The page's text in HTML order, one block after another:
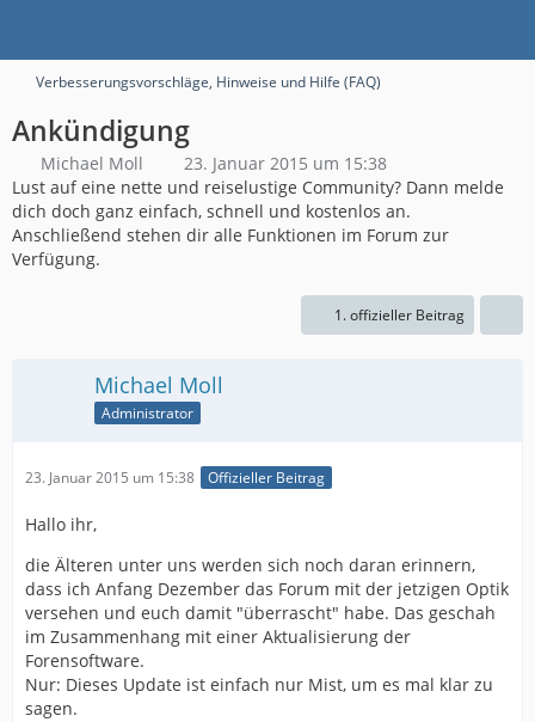
Verbesserungsvorschläge, Hinweise und Hilfe (FAQ)
Ankündigung
Michael Moll
23. Januar 2015 um 15:38
Lust auf eine nette und reiselustige Community? Dann melde
dich doch ganz einfach, schnell und kostenlos an.
Anschließend stehen dir alle Funktionen im Forum zur
Verfügung.
1. offizieller Beitrag
Michael Moll
Administrator
23. Januar 2015 um 15:38 Offizieller Beitrag
Hallo ihr,
die Älteren unter uns werden sich noch daran erinnern,
dass ich Anfang Dezember das Forum mit der jetzigen Optik
versehen und euch damit "überrascht" habe. Das geschah
im Zusammenhang mit einer Aktualisierung der
Forensoftware.
Nur: Dieses Update ist einfach nur Mist, um es mal klar zu
sagen.